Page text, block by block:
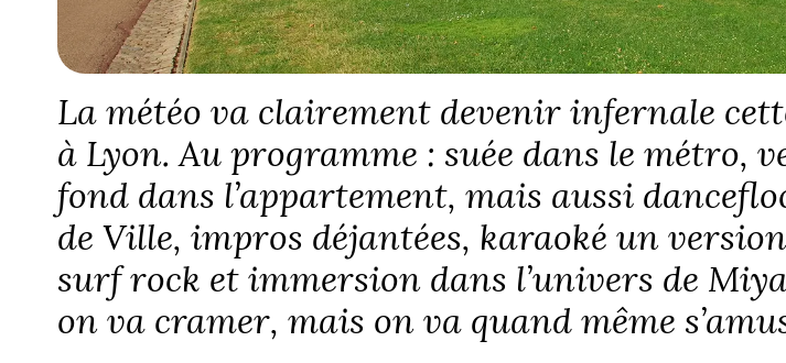
La météo va clairement devenir infernale
à Lyon. Au programme : suée dans le métro,
fond dans l’appartement, mais aussi
de Ville, impros déjantées, karaoké un
surf rock et immersion dans l’univers de
on va cramer, mais on va quand même